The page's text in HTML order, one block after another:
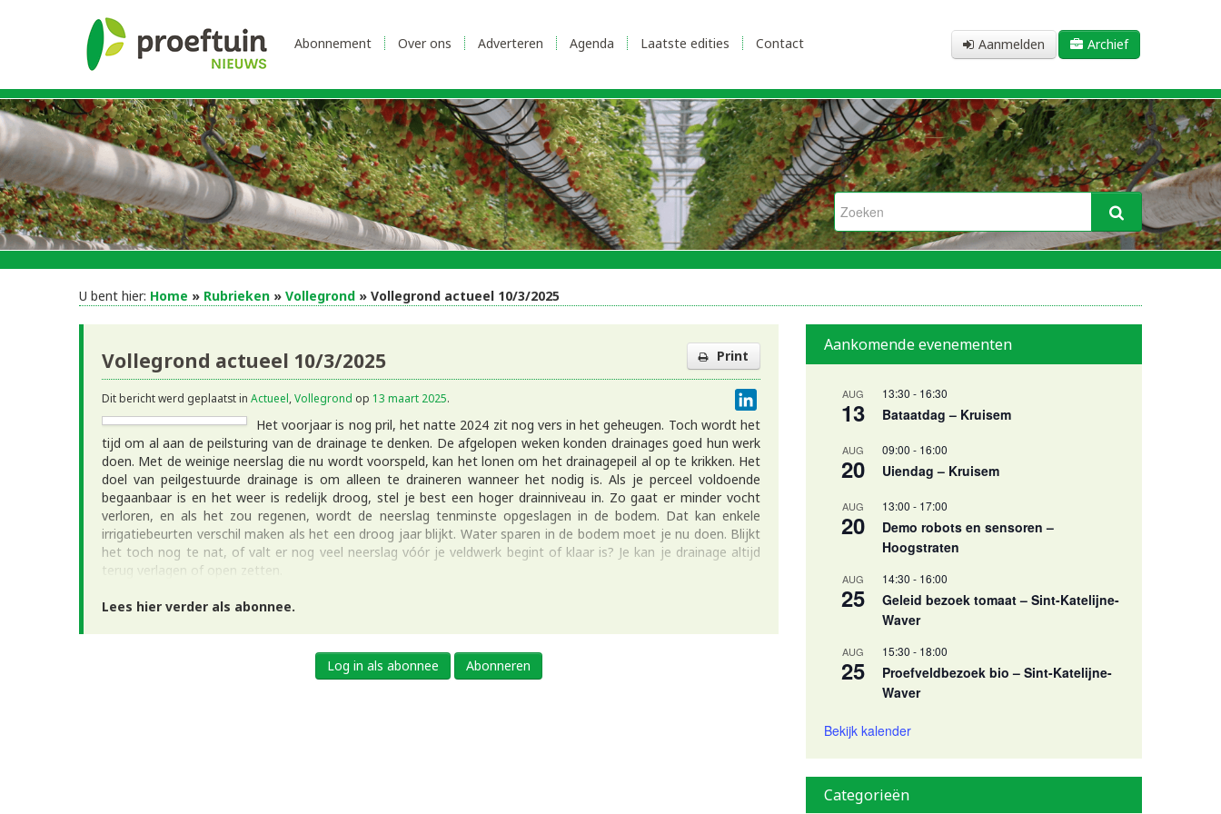
Aanmelden Archief
Abonnement Over ons Adverteren Agenda Laatste edities Contact
U bent hier: Home » Rubrieken » Vollegrond » Vollegrond actueel 10/3/2025
Vollegrond actueel 10/3/2025 Print
Dit bericht werd geplaatst in Actueel Vollegrond op 13 maart 2025.
Het voorjaar is nog pril, het natte 2024 zit nog vers in het geheugen. Toch wordt het
tijd om al aan de peilsturing van de drainage te denken. De afgelopen weken konden drainages goed hun werk
doen. Met de weinige neerslag die nu wordt voorspeld, kan het lonen om het drainagepeil al op te krikken. Het
doel van peilgestuurde drainage is om alleen te draineren wanneer het nodig is. Als je perceel voldoende
begaanbaar is en het weer is redelijk droog, stel je best een hoger drainniveau in. Zo gaat er minder vocht
verloren, en als het zou regenen, wordt de neerslag tenminste opgeslagen in de bodem. Dat kan enkele
irrigatiebeurten verschil maken als het een droog jaar blijkt. Water sparen in de bodem moet je nu doen. Blijkt
het toch nog te nat, of valt er nog veel neerslag vóór je veldwerk begint of klaar is? Je kan je drainage altijd
terug verlagen of open zetten.
Lees hier verder als abonnee.
Log in als abonnee Abonneren
Aankomende evenementen
AUG
13
13:30 - 16:30
Bataatdag – Kruisem
AUG
20
09:00 - 16:00
Uiendag – Kruisem
AUG
20
13:00 - 17:00
Demo robots en sensoren –
Hoogstraten
AUG
25
14:30 - 16:00
Geleid bezoek tomaat – Sint-Katelijne-
Waver
AUG
25
15:30 - 18:00
Proefveldbezoek bio – Sint-Katelijne-
Waver
Bekijk kalender
Categorieën